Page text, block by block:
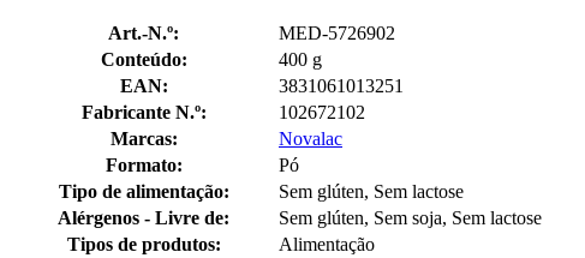
Art.-N.º:
MED-5726902
Conteúdo:
400 g
EAN:
3831061013251
Fabricante N.º:
102672102
Marcas:
Novalac
Formato:
Pó
Tipo de alimentação:
Sem glúten, Sem lactose
Alérgenos - Livre de:
Sem glúten, Sem soja, Sem lactose
Tipos de produtos:
Alimentação